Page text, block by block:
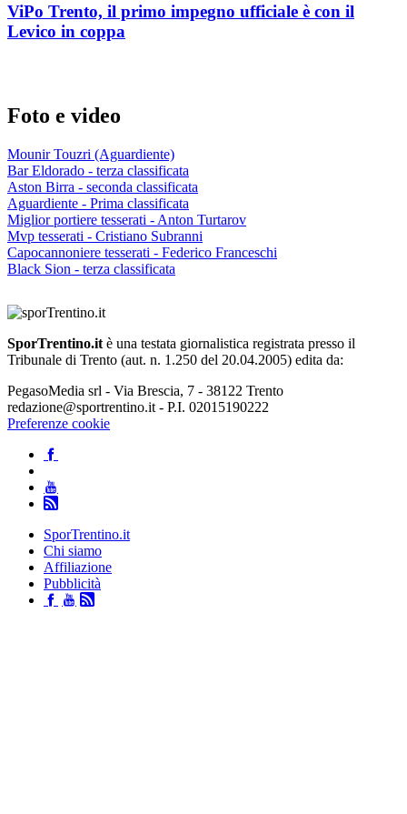
ViPo Trento, il primo impegno ufficiale è con il
Levico in coppa
Foto e video
Mounir Touzri (Aguardiente)
Bar Eldorado - terza classificata
Aston Birra - seconda classificata
Aguardiente - Prima classificata
Miglior portiere tesserati - Anton Turtarov
Mvp tesserati - Cristiano Subranni
Capocannoniere tesserati - Federico Franceschi
Black Sion - terza classificata
SporTrentino.it è una testata giornalistica registrata presso il
Tribunale di Trento (aut. n. 1.250 del 20.04.2005) edita da:
PegasoMedia srl - Via Brescia, 7 - 38122 Trento
redazione@sportrentino.it - P.I. 02015190222
Preferenze cookie
SporTrentino.it
Chi siamo
Affiliazione
Pubblicità